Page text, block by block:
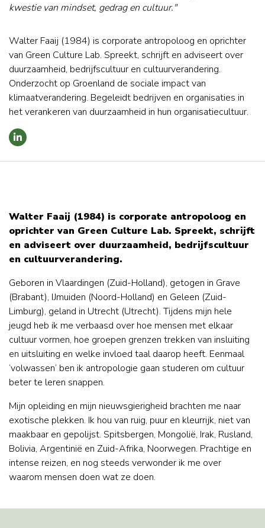
kwestie van mindset, gedrag en cultuur."
Walter Faaij (1984) is corporate antropoloog en oprichter
van Green Culture Lab. Spreekt, schrijft en adviseert over
duurzaamheid, bedrijfscultuur en cultuurverandering.
Onderzocht op Groenland de sociale impact van
klimaatverandering. Begeleidt bedrijven en organisaties in
het verankeren van duurzaamheid in hun organisatiecultuur.
Walter Faaij (1984) is corporate antropoloog en
oprichter van Green Culture Lab. Spreekt, schrijft
en adviseert over duurzaamheid, bedrijfscultuur
en cultuurverandering.
Geboren in Vlaardingen (Zuid-Holland), getogen in Grave
(Brabant), IJmuiden (Noord-Holland) en Geleen (Zuid-
Limburg), geland in Utrecht (Utrecht). Tijdens mijn hele
jeugd heb ik me verbaasd over hoe mensen met elkaar
cultuur vormen, hoe groepen grenzen trekken van insluiting
en uitsluiting en welke invloed taal daarop heeft. Eenmaal
‘volwassen’ ben ik antropologie gaan studeren om cultuur
beter te leren snappen.
Mijn opleiding en mijn nieuwsgierigheid brachten me naar
exotische plekken. Ik hou van ruig, puur en kleurrijk, niet van
maakbaar en gepolijst. Spitsbergen, Mongolië, Irak, Rusland,
Bolivia, Argentinië en Zuid-Afrika, Noorwegen. Prachtige en
intense reizen, en nog steeds verwonder ik me over
waarom mensen doen wat ze doen.